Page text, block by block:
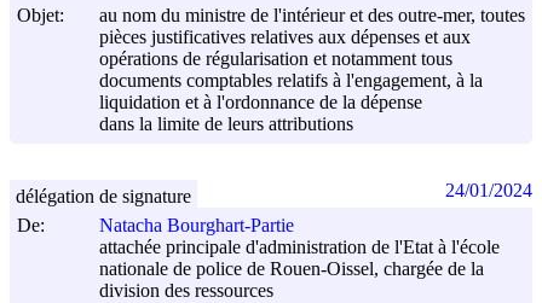
Objet:
au nom du ministre de l'intérieur et des outre-mer, toutes
pièces justificatives relatives aux dépenses et aux
opérations de régularisation et notamment tous
documents comptables relatifs à l'engagement, à la
liquidation et à l'ordonnance de la dépense
dans la limite de leurs attributions
De:
Natacha Bourghart-Partie
attachée principale d'administration de l'Etat à l'école
nationale de police de Rouen-Oissel, chargée de la
division des ressources
délégation de signature 24/01/2024